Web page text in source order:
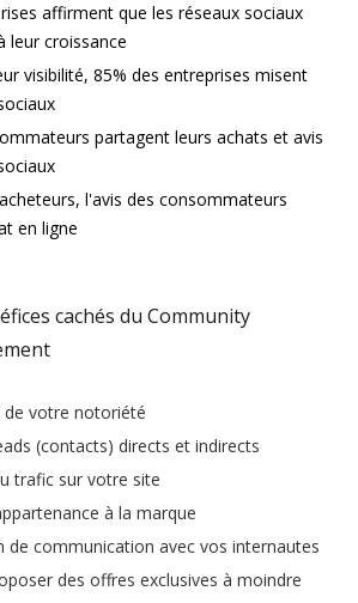
affirment que les réseaux sociaux
leur croissance
visibilité, 85% des entreprises misent
partagent leurs achats et avis
l'avis des consommateurs
en ligne
cachés du Community
votre notoriété
(contacts) directs et indirects
trafic sur votre site
à la marque
de communication avec vos internautes
des offres exclusives à moindre